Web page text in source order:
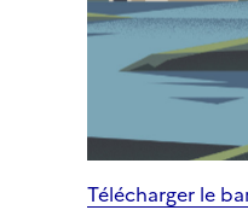
Télécharger le